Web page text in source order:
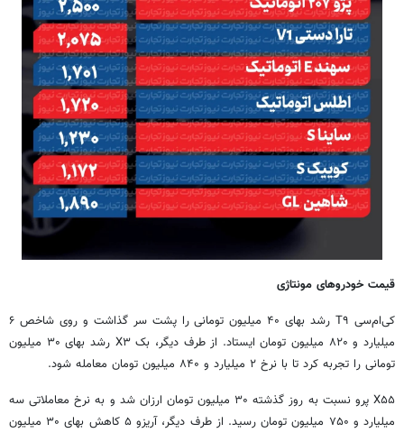
قیمت خودروهای مونتاژی
کی‌ام‌سی T۹ رشد بهای ۴۰ میلیون تومانی را پشت سر گذاشت و روی شاخص ۶
میلیارد و ۸۲۰ میلیون تومان ایستاد. از طرف دیگر، بک X۳ رشد بهای ۳۰ میلیون
تومانی را تجربه کرد تا با نرخ ۲ میلیارد و ۸۴۰ میلیون تومان معامله شود.
X۵۵ پرو نسبت به روز گذشته ۳۰ میلیون تومان ارزان شد و به نرخ معاملاتی سه
میلیارد و ۷۵۰ میلیون تومان رسید. از طرف دیگر، آریزو ۵ کاهش بهای ۳۰ میلیون